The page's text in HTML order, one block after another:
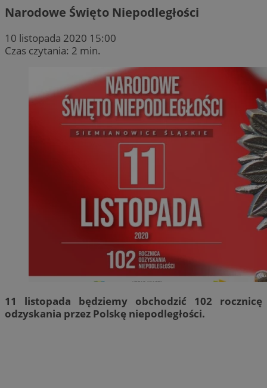
Narodowe Święto Niepodległości
10 listopada 2020 15:00
Czas czytania: 2 min.
11 listopada będziemy obchodzić 102 rocznicę
odzyskania przez Polskę niepodległości.